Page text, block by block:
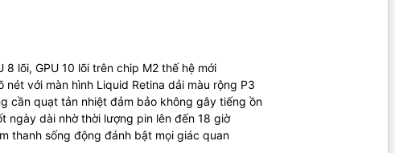
8 lõi, GPU 10 lõi trên chip M2 thế hệ mới
nét với màn hình Liquid Retina dải màu rộng P3
cần quạt tản nhiệt đảm bảo không gây tiếng ồn
ngày dài nhờ thời lượng pin lên đến 18 giờ
thanh sống động đánh bật mọi giác quan